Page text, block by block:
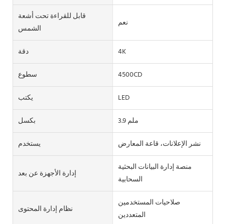
قابل للقراءة تحت أشعة
الشمس
نعم
دقة
4K
سطوع
4500CD
يكتب
LED
بكسل
3.9 ملم
يستخدم
نشر الإعلانات، قاعة المعارض
إدارة الأجهزة عن بعد
منصة إدارة البيانات البحثية
السحابية
نظام إدارة المحتوى
صلاحيات المستخدمين
المتعددين